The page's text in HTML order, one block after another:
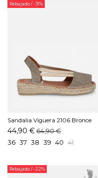
Rebajado/ -31%
Sandalia Viguera 2106 Bronce
44,90 €64,90 €
36 37 38 39 40 41
Rebajado/ -22%